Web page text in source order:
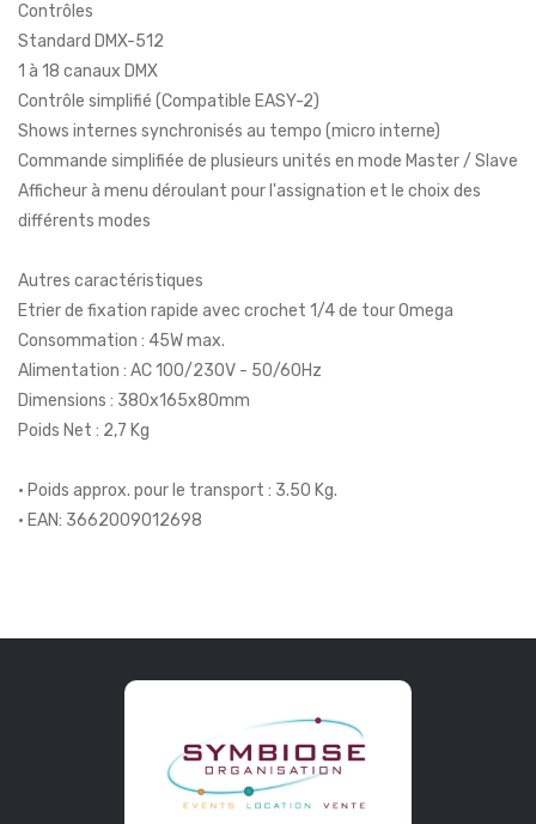
Contrôles
Standard DMX-512
1 à 18 canaux DMX
Contrôle simplifié (Compatible EASY-2)
Shows internes synchronisés au tempo (micro interne)
Commande simplifiée de plusieurs unités en mode Master / Slave
Afficheur à menu déroulant pour l'assignation et le choix des
différents modes
Autres caractéristiques
Etrier de fixation rapide avec crochet 1/4 de tour Omega
Consommation : 45W max.
Alimentation : AC 100/230V - 50/60Hz
Dimensions : 380x165x80mm
Poids Net : 2,7 Kg
• Poids approx. pour le transport : 3.50 Kg.
• EAN: 3662009012698